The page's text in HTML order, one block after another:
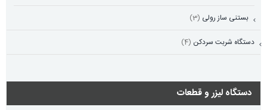
بستنی ساز رولی (3)
دستگاه شربت سردکن (4)
دستگاه لیزر و قطعات